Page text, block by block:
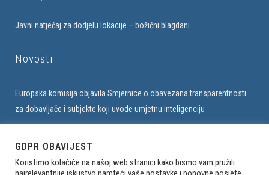
Javni natječaj za dodjelu lokacije – božićni blagdani
Novosti
Europska komisija objavila Smjernice o obavezana transparentnosti
za dobavljače i subjekte koji uvode umjetnu inteligenciju
GDPR OBAVIJEST
Koristimo kolačiće na našoj web stranici kako bismo vam pružili